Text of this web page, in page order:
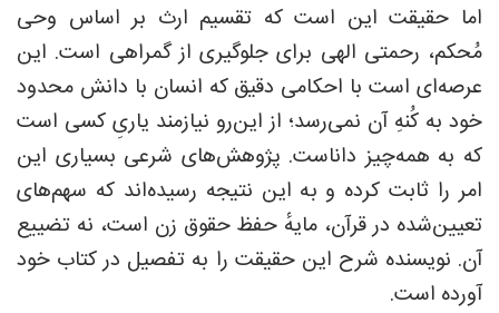
اما حقیقت این است که تقسیم ارث بر اساس وحی
مُحکم، رحمتی الهی برای جلوگیری از گمراهی است. این
عرصه‌ای است با احکامی دقیق که انسان با دانش محدود
خود به کُنهِ آن نمی‌رسد؛ از این‌رو نیازمند یاریِ کسی است
که به همه‌چیز داناست. پژوهش‌های شرعی بسیاری این
امر را ثابت کرده و به این نتیجه رسیده‌اند که سهم‌های
تعیین‌شده در قرآن، مایهٔ حفظ حقوق زن است، نه تضییع
آن. نویسنده شرح این حقیقت را به ‌تفصیل در کتاب خود
آورده است.